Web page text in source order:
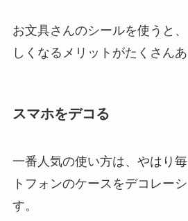
お文具さんのシールを使うと
しくなるメリットがたくさんあ
スマホをデコる
一番人気の使い方は、やはり
トフォンのケースをデコレー
す。